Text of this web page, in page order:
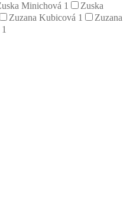
Minichová 1
Zuska
Zuzana Kubicová 1
Zuzana
1